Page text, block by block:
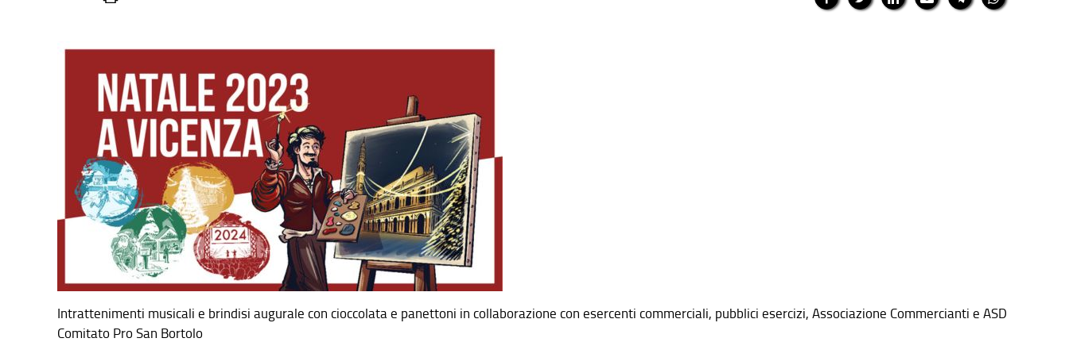
Intrattenimenti musicali e brindisi augurale con cioccolata e panettoni in collaborazione con esercenti commerciali, pubblici esercizi, Associazione Commercianti e ASD
Comitato Pro San Bortolo